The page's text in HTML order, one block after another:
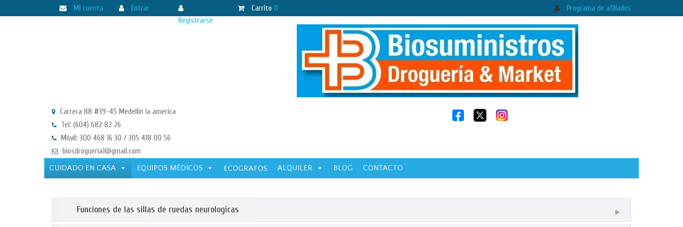
Mi cuenta
Entrar
Registrarse
Carrito 0 Programa de afiliados
Carrera 88 #39-45 Medellín la america
Tel: (604) 682 82 26
Móvil: 300 468 16 30 / 305 418 00 56
biosdrogueria1@gmail.com
CUIDADO EN CASA
EQUIPOS MÉDICOS ECOGRAFOS ALQUILER BLOG CONTACTO
Funciones de las sillas de ruedas neurologicas